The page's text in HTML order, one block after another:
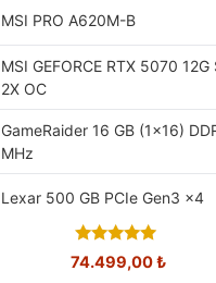
MSI PRO A620M-B
MSI GEFORCE RTX 5070 12G
2X OC
GameRaider 16 GB (1x16)
MHz
Lexar 500 GB PCIe Gen3 x4
5.00
out of 5
Orijinal
74.499,00₺Şu